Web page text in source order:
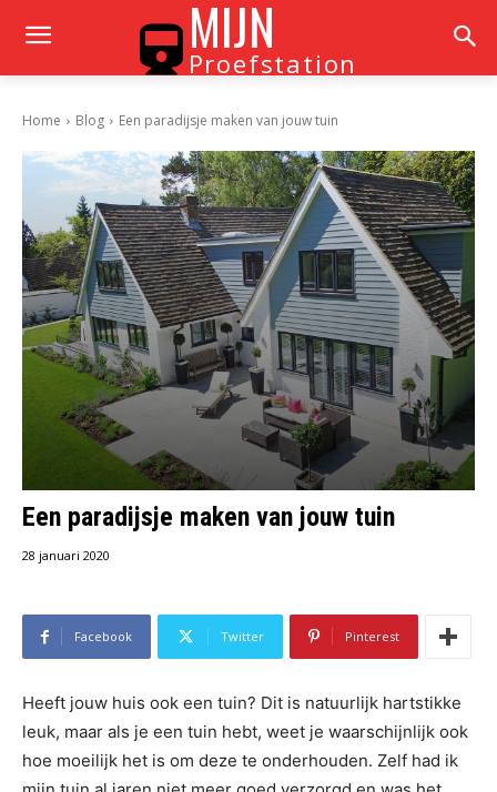
MIJN
Proefstation
Home Blog Een paradijsje maken van jouw tuin
Een paradijsje maken van jouw tuin
28 januari 2020
Facebook Twitter Pinterest
Heeft jouw huis ook een tuin? Dit is natuurlijk hartstikke
leuk, maar als je een tuin hebt, weet je waarschijnlijk ook
hoe moeilijk het is om deze te onderhouden. Zelf had ik